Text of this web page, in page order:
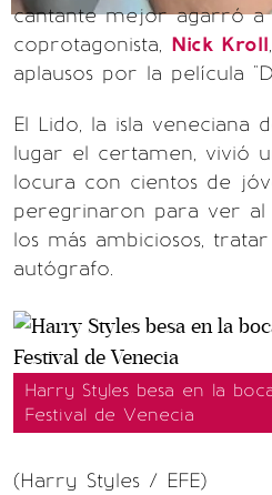
cantante mejor agarró a
coprotagonista, Nick Kroll
aplausos por la película
El Lido, la isla veneciana
lugar el certamen, vivió
locura con cientos de
peregrinaron para ver al
los más ambiciosos,
autógrafo.
Harry Styles besa en la
Festival de Venecia
(Harry Styles / EFE)